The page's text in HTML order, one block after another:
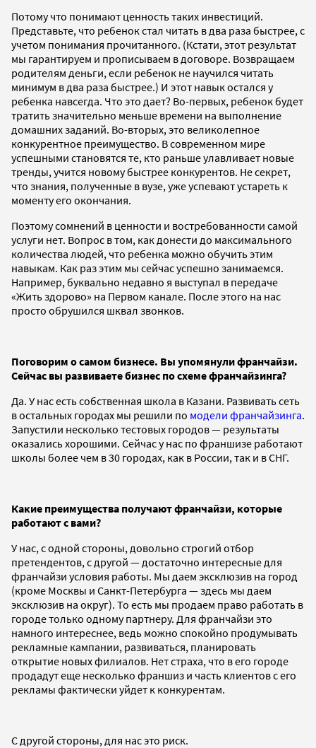
Потому что понимают ценность таких инвестиций.
Представьте, что ребенок стал читать в два раза быстрее, с
учетом понимания прочитанного. (Кстати, этот результат
мы гарантируем и прописываем в договоре. Возвращаем
родителям деньги, если ребенок не научился читать
минимум в два раза быстрее.) И этот навык остался у
ребенка навсегда. Что это дает? Во-первых, ребенок будет
тратить значительно меньше времени на выполнение
домашних заданий. Во-вторых, это великолепное
конкурентное преимущество. В современном мире
успешными становятся те, кто раньше улавливает новые
тренды, учится новому быстрее конкурентов. Не секрет,
что знания, полученные в вузе, уже успевают устареть к
моменту его окончания.
Поэтому сомнений в ценности и востребованности самой
услуги нет. Вопрос в том, как донести до максимального
количества людей, что ребенка можно обучить этим
навыкам. Как раз этим мы сейчас успешно занимаемся.
Например, буквально недавно я выступал в передаче
«Жить здорово» на Первом канале. После этого на нас
просто обрушился шквал звонков.
Поговорим о самом бизнесе. Вы упомянули франчайзи.
Сейчас вы развиваете бизнес по схеме франчайзинга?
Да. У нас есть собственная школа в Казани. Развивать сеть
в остальных городах мы решили по модели франчайзинга.
Запустили несколько тестовых городов — результаты
оказались хорошими. Сейчас у нас по франшизе работают
школы более чем в 30 городах, как в России, так и в СНГ.
Какие преимущества получают франчайзи, которые
работают с вами?
У нас, с одной стороны, довольно строгий отбор
претендентов, с другой — достаточно интересные для
франчайзи условия работы. Мы даем эксклюзив на город
(кроме Москвы и Санкт-Петербурга — здесь мы даем
эксклюзив на округ). То есть мы продаем право работать в
городе только одному партнеру. Для франчайзи это
намного интереснее, ведь можно спокойно продумывать
рекламные кампании, развиваться, планировать
открытие новых филиалов. Нет страха, что в его городе
продадут еще несколько франшиз и часть клиентов с его
рекламы фактически уйдет к конкурентам.
С другой стороны, для нас это риск.